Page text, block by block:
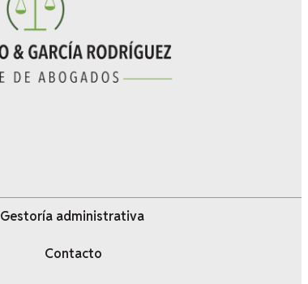
Gestoría administrativa
Contacto